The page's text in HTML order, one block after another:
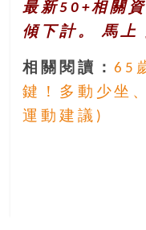
最新50+相關
傾下計。 馬上
相關閱讀：65
鍵！多動少坐
運動建議)